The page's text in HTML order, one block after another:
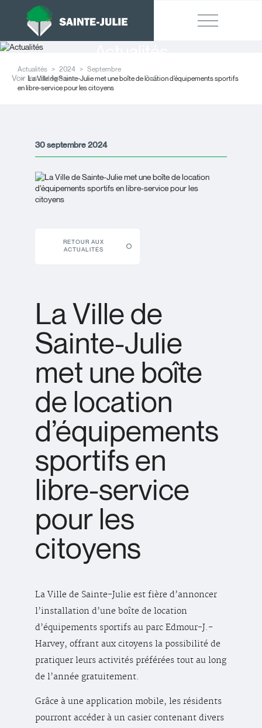
Actualités 2024
Septembre
La Ville de Sainte-Julie met une boîte de location d’équipements sportifs
en libre-service pour les citoyens
Voir les catégories
30 septembre 2024
RETOUR AUX
ACTUALITÉS
La Ville de
Sainte-Julie
met une boîte
de location
d’équipements
sportifs en
libre-service
pour les
citoyens
La Ville de Sainte-Julie est fière d’annoncer
l’installation d’une boîte de location
d’équipements sportifs au parc Edmour-J.-
Harvey, offrant aux citoyens la possibilité de
pratiquer leurs activités préférées tout au long
de l’année gratuitement.
Grâce à une application mobile, les résidents
pourront accéder à un casier contenant divers